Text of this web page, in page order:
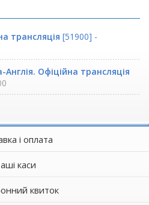
трансляція [51900] -
Офіційна трансляція
і оплата
каси
квиток